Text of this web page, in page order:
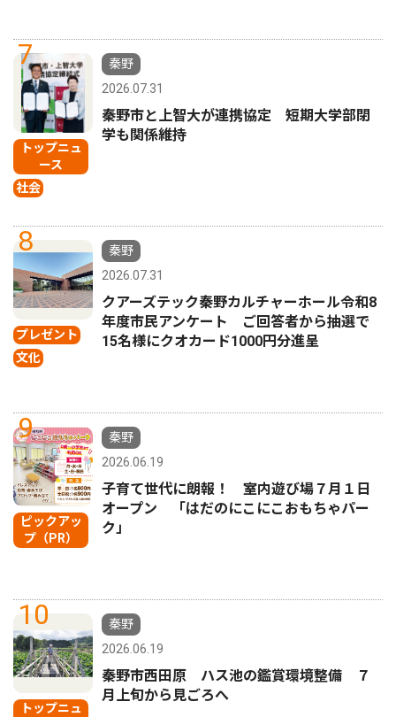
7
トップニュ
ース
社会
秦野
2026.07.31
秦野市と上智大が連携協定 短期大学部閉
学も関係維持
8
プレゼント
文化
秦野
2026.07.31
クアーズテック秦野カルチャーホール令和8
年度市民アンケート ご回答者から抽選で
15名様にクオカード1000円分進呈
9
ピックアッ
プ（PR）
秦野
2026.06.19
子育て世代に朗報！ 室内遊び場７月１日
オープン 「はだのにこにこおもちゃパー
ク」
10
トップニュ
秦野
2026.06.19
秦野市西田原 ハス池の鑑賞環境整備 ７
月上旬から見ごろへ